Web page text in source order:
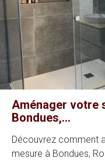
Aménager votre
Bondues,...
Découvrez comment
mesure à Bondues,